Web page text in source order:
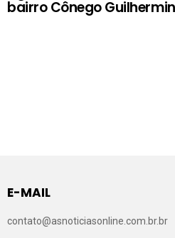
bairro Cônego
E-MAIL
contato@asnoticiasonline.com.br.br